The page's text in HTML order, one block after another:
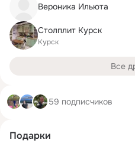
Вероника Ильюта
Столплит Курск
Курск
Все
59 подписчиков
Подарки